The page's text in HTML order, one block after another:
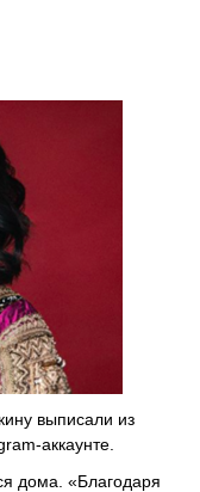
выписали из
аккаунте.
дома. «Благодаря